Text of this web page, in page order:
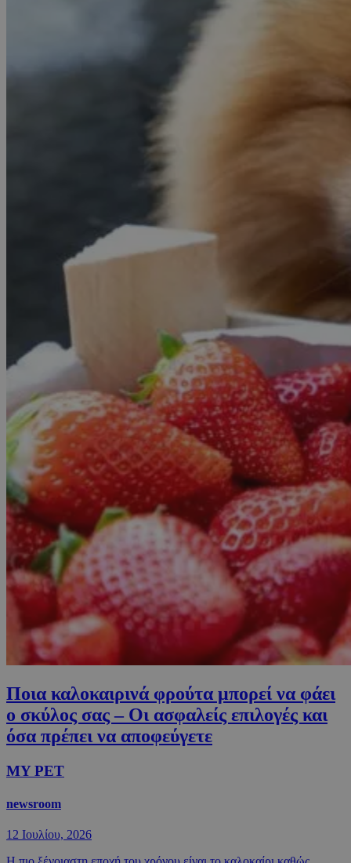
Ποια καλοκαιρινά φρούτα μπορεί να φάει
ο σκύλος σας – Οι ασφαλείς επιλογές και
όσα πρέπει να αποφεύγετε
MY PET
newsroom
12 Ιουλίου, 2026